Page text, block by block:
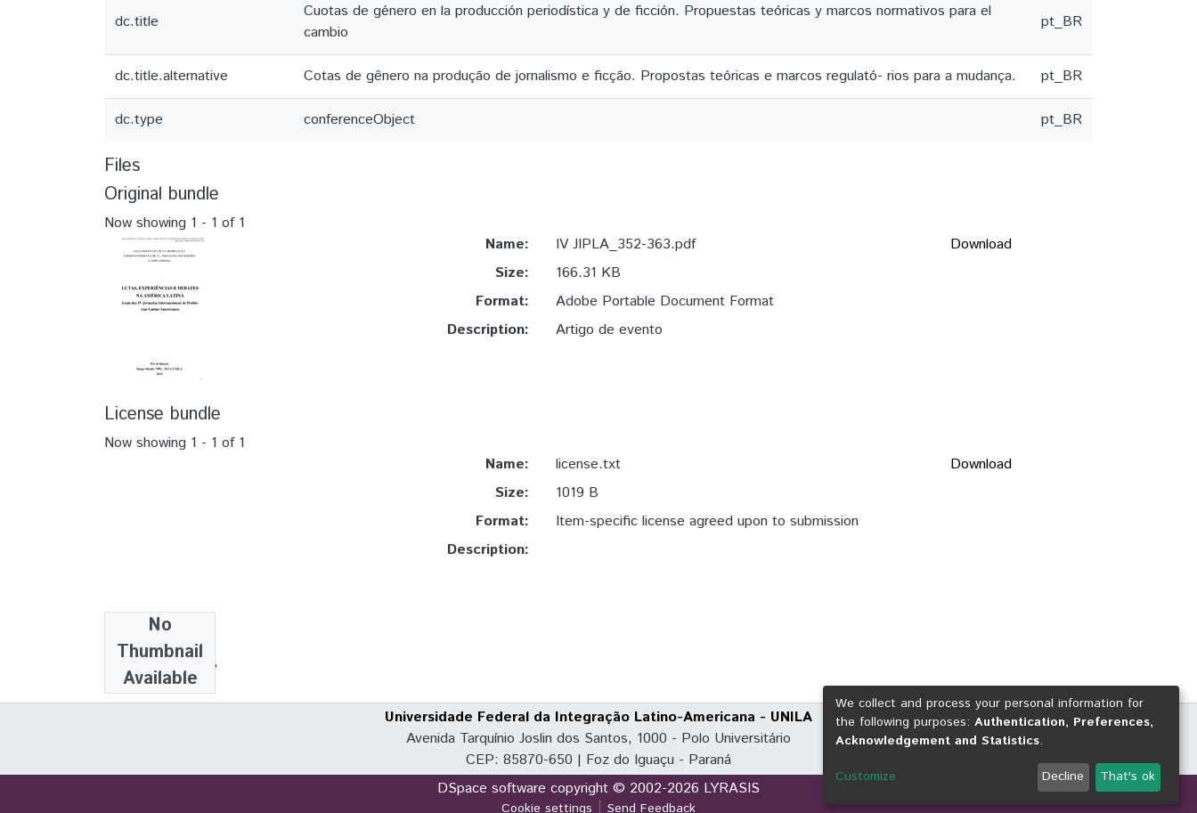
dc.title
Cuotas de género en la producción periodística y de ficción. Propuestas teóricas y marcos normativos para el
cambio
pt_BR
dc.title.alternative Cotas de gênero na produção de jornalismo e ficção. Propostas teóricas e marcos regulató- rios para a mudança. pt_BR
dc.type conferenceObject pt_BR
Files
Original bundle
Now showing 1 - 1 of 1
Name:
IV JIPLA_352-363.pdf
Size:
166.31 KB
Format:
Adobe Portable Document Format
Description:
Artigo de evento
Download
License bundle
Now showing 1 - 1 of 1
No
Thumbnail
Available
Name:
license.txt
Size:
1019 B
Format:
Item-specific license agreed upon to submission
Description:
Download
Collections
Artigos científicos
Universidade Federal da Integração Latino-Americana - UNILA
Avenida Tarquínio Joslin dos Santos, 1000 - Polo Universitário
CEP: 85870-650 | Foz do Iguaçu - Paraná
DSpace software copyright © 2002-2026 LYRASIS
Cookie settings Send Feedback
We collect and process your personal information for
the following purposes: Authentication, Preferences,
Acknowledgement and Statistics.
Customize Decline That's ok